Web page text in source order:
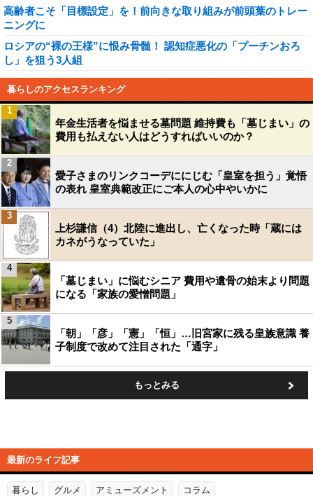
高齢者こそ「目標設定」を！前向きな取り組みが前頭葉のトレー
ニングに
ロシアの“裸の王様”に恨み骨髄！ 認知症悪化の「プーチンおろ
し」を狙う3人組
暮らしのアクセスランキング
年金生活者を悩ませる墓問題 維持費も「墓じまい」の
費用も払えない人はどうすればいいのか？
1
愛子さまのリンクコーデににじむ「皇室を担う」覚悟
の表れ 皇室典範改正にご本人の心中やいかに
2
上杉謙信（4）北陸に進出し、亡くなった時「蔵には
カネがうなっていた」
3
「墓じまい」に悩むシニア 費用や遺骨の始末より問題
になる「家族の愛憎問題」
4
「朝」「彦」「憲」「恒」…旧宮家に残る皇族意識 養
子制度で改めて注目された「通字」
5
もっとみる
最新のライフ記事
暮らし グルメ アミューズメント コラム